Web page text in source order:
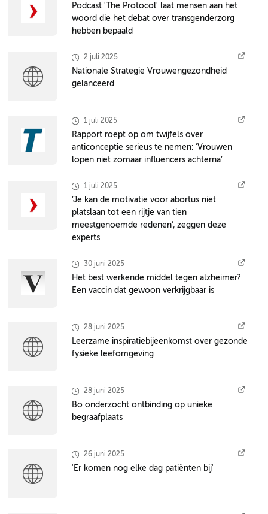
Podcast 'The Protocol' laat mensen aan het
woord die het debat over transgenderzorg
hebben bepaald
2 juli 2025
Nationale Strategie Vrouwengezondheid
gelanceerd
1 juli 2025
Rapport roept op om twijfels over
anticonceptie serieus te nemen: ‘Vrouwen
lopen niet zomaar influencers achterna’
1 juli 2025
‘Je kan de motivatie voor abortus niet
platslaan tot een rijtje van tien
meestgenoemde redenen’, zeggen deze
experts
30 juni 2025
Het best werkende middel tegen alzheimer?
Een vaccin dat gewoon verkrijgbaar is
28 juni 2025
Leerzame inspiratiebijeenkomst over gezonde
fysieke leefomgeving
28 juni 2025
Bo onderzocht ontbinding op unieke
begraafplaats
26 juni 2025
'Er komen nog elke dag patiënten bij'